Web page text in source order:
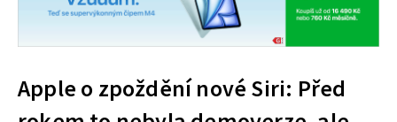
Apple o zpoždění nové Siri: Před